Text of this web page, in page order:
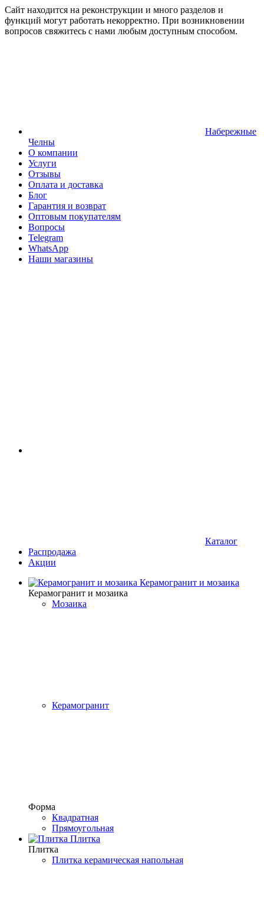
Сайт находится на реконструкции и много разделов и
функций могут работать некорректно. При возникновении
вопросов свяжитесь с нами любым доступным способом.
Набережные
Челны
О компании
Услуги
Отзывы
Оплата и доставка
Блог
Гарантия и возврат
Оптовым покупателям
Вопросы
Telegram
WhatsApp
Наши магазины
Каталог
Распродажа
Акции
Керамогранит и мозаика
Керамогранит и мозаика
Мозаика
Керамогранит
Форма
Квадратная
Прямоугольная
Плитка
Плитка
Плитка керамическая напольная